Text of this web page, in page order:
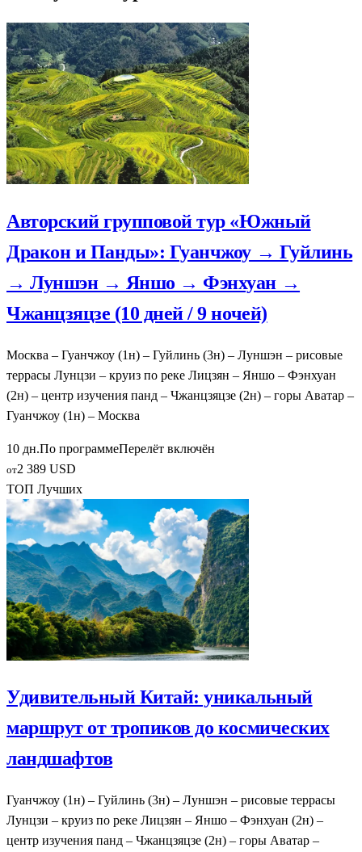
Авторский групповой тур «Южный
Дракон и Панды»: Гуанчжоу → Гуйлинь
→ Луншэн → Яншо → Фэнхуан →
Чжанцзяцзе (10 дней / 9 ночей)
Москва – Гуанчжоу (1н) – Гуйлинь (3н) – Луншэн – рисовые
террасы Лунцзи – круиз по реке Лицзян – Яншо – Фэнхуан
(2н) – центр изучения панд – Чжанцзяцзе (2н) – горы Аватар –
Гуанчжоу (1н) – Москва
10 дн.По программеПерелёт включён
от2 389 USD
ТОП Лучших
Удивительный Китай: уникальный
маршрут от тропиков до космических
ландшафтов
Гуанчжоу (1н) – Гуйлинь (3н) – Луншэн – рисовые террасы
Лунцзи – круиз по реке Лицзян – Яншо – Фэнхуан (2н) –
центр изучения панд – Чжанцзяцзе (2н) – горы Аватар –